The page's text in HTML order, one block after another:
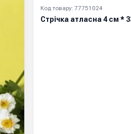
Код товару: 77751024
Стрічка атласна 4 см *